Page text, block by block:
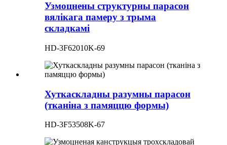
Узмоцнены структурны парасон
вялікага памеру з трыма
складкамі
HD-3F62010K-69
Хуткаскладны разумны парасон
(тканіна з памяццю формы)
HD-3F53508K-67